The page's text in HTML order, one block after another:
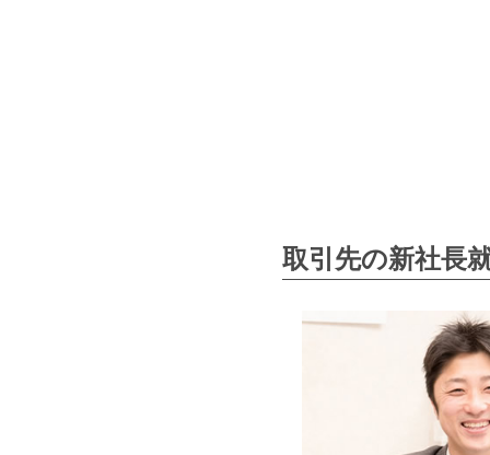
取引先の新社長